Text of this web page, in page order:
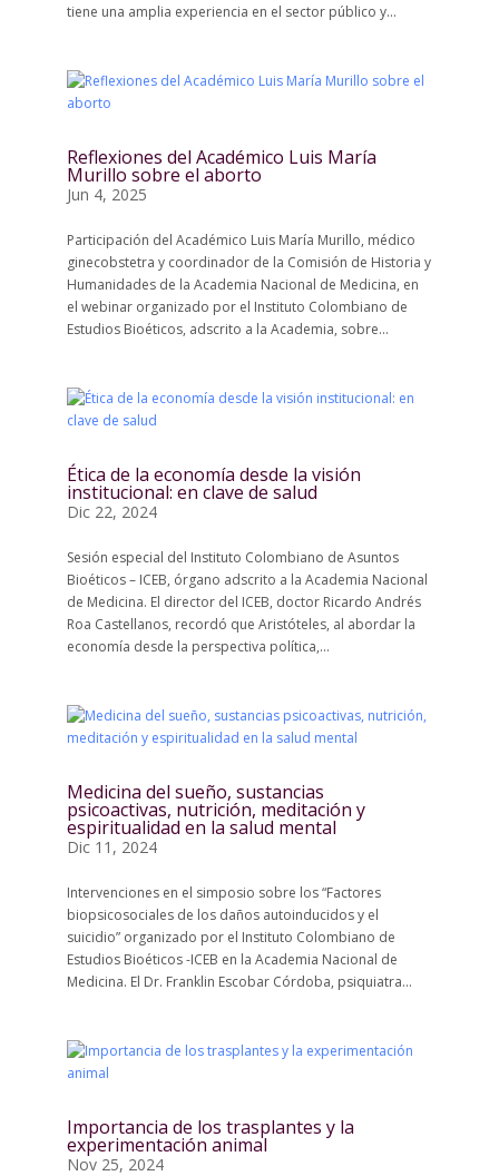
tiene una amplia experiencia en el sector público y...
Reflexiones del Académico Luis María
Murillo sobre el aborto
Jun 4, 2025
Participación del Académico Luis María Murillo, médico
ginecobstetra y coordinador de la Comisión de Historia y
Humanidades de la Academia Nacional de Medicina, en
el webinar organizado por el Instituto Colombiano de
Estudios Bioéticos, adscrito a la Academia, sobre...
Ética de la economía desde la visión
institucional: en clave de salud
Dic 22, 2024
Sesión especial del Instituto Colombiano de Asuntos
Bioéticos – ICEB, órgano adscrito a la Academia Nacional
de Medicina. El director del ICEB, doctor Ricardo Andrés
Roa Castellanos, recordó que Aristóteles, al abordar la
economía desde la perspectiva política,...
Medicina del sueño, sustancias
psicoactivas, nutrición, meditación y
espiritualidad en la salud mental
Dic 11, 2024
Intervenciones en el simposio sobre los “Factores
biopsicosociales de los daños autoinducidos y el
suicidio” organizado por el Instituto Colombiano de
Estudios Bioéticos -ICEB en la Academia Nacional de
Medicina. El Dr. Franklin Escobar Córdoba, psiquiatra...
Importancia de los trasplantes y la
experimentación animal
Nov 25, 2024